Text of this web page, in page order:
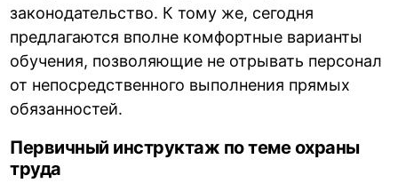
законодательство. К тому же, сегодня
предлагаются вполне комфортные варианты
обучения, позволяющие не отрывать персонал
от непосредственного выполнения прямых
обязанностей.
Первичный инструктаж по теме охраны
труда